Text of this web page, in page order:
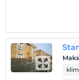
Zwierzęta
Palenie
Zakaz palenia w